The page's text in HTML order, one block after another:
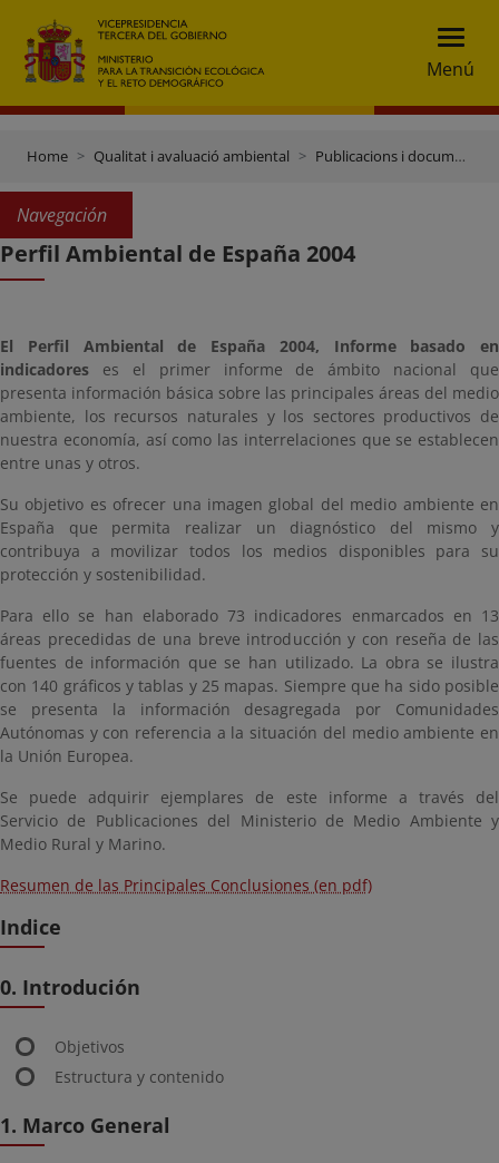
Menú
Home Qualitat i avaluació ambiental Publicacions i documentació
Navegación
Perfil Ambiental de España 2004
El Perfil Ambiental de España 2004, Informe basado en
indicadores es el primer informe de ámbito nacional que
presenta información básica sobre las principales áreas del medio
ambiente, los recursos naturales y los sectores productivos de
nuestra economía, así como las interrelaciones que se establecen
entre unas y otros.
Su objetivo es ofrecer una imagen global del medio ambiente en
España que permita realizar un diagnóstico del mismo y
contribuya a movilizar todos los medios disponibles para su
protección y sostenibilidad.
Para ello se han elaborado 73 indicadores enmarcados en 13
áreas precedidas de una breve introducción y con reseña de las
fuentes de información que se han utilizado. La obra se ilustra
con 140 gráficos y tablas y 25 mapas. Siempre que ha sido posible
se presenta la información desagregada por Comunidades
Autónomas y con referencia a la situación del medio ambiente en
la Unión Europea.
Se puede adquirir ejemplares de este informe a través del
Servicio de Publicaciones del Ministerio de Medio Ambiente y
Medio Rural y Marino.
Resumen de las Principales Conclusiones (en pdf)
Indice
0. Introdución
Objetivos
Estructura y contenido
1. Marco General